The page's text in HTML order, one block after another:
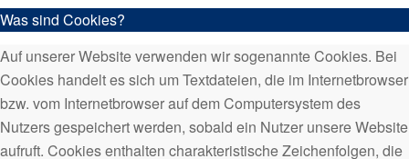
Was sind Cookies?
Auf unserer Website verwenden wir sogenannte Cookies. Bei
Cookies handelt es sich um Textdateien, die im Internetbrowser
bzw. vom Internetbrowser auf dem Computersystem des
Nutzers gespeichert werden, sobald ein Nutzer unsere Website
aufruft. Cookies enthalten charakteristische Zeichenfolgen, die